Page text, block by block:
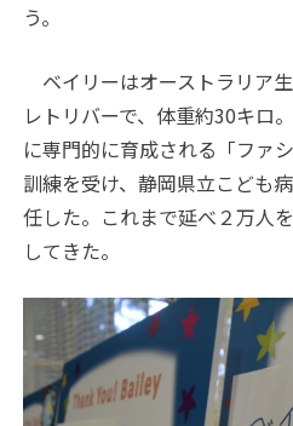
う。
ベイリーはオーストラリア
レトリバーで、体重約30キロ
に専門的に育成される「ファ
訓練を受け、静岡県立こども
任した。これまで延べ２万人
してきた。